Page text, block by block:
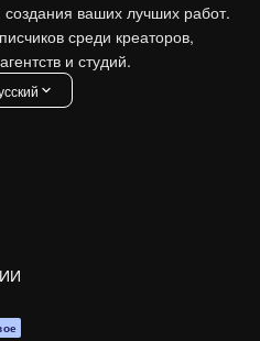
ваших лучших работ.
среди креаторов,
и студий.